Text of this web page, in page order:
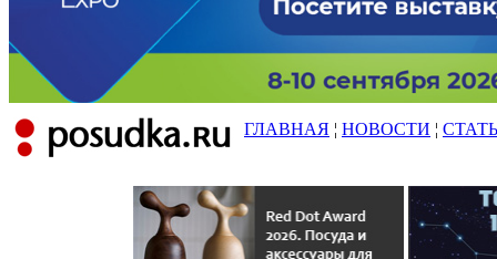
ГЛАВНАЯ ¦ НОВОСТИ ¦